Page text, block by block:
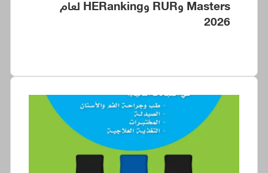
Masters وRUR وHERanking لعام
2026